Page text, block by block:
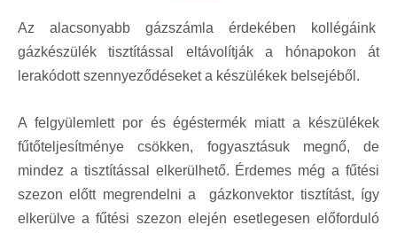
Az alacsonyabb gázszámla érdekében kollégáink
gázkészülék tisztítással eltávolítják a hónapokon át
lerakódott szennyeződéseket a készülékek belsejéből.
A felgyülemlett por és égéstermék miatt a készülékek
fűtőteljesítménye csökken, fogyasztásuk megnő, de
mindez a tisztítással elkerülhető. Érdemes még a fűtési
szezon előtt megrendelni agázkonvektor tisztítást, így
elkerülve a fűtési szezon elején esetlegesen előforduló